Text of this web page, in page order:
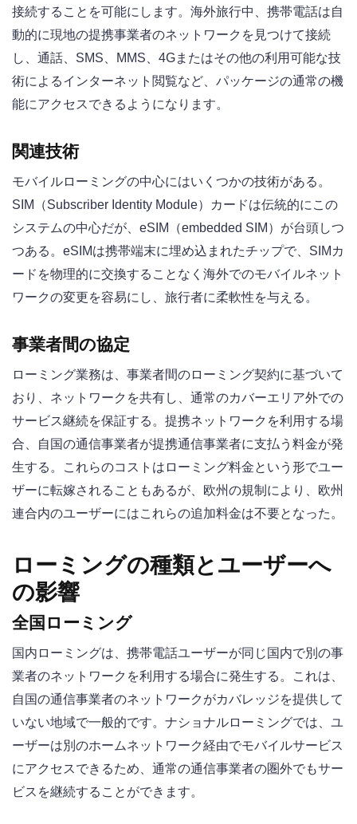
接続することを可能にします。海外旅行中、携帯電話は自
動的に現地の提携事業者のネットワークを見つけて接続
し、通話、SMS、MMS、4Gまたはその他の利用可能な技
術によるインターネット閲覧など、パッケージの通常の機
能にアクセスできるようになります。
関連技術
モバイルローミングの中心にはいくつかの技術がある。
SIM（Subscriber Identity Module）カードは伝統的にこの
システムの中心だが、eSIM（embedded SIM）が台頭しつ
つある。eSIMは携帯端末に埋め込まれたチップで、SIMカ
ードを物理的に交換することなく海外でのモバイルネット
ワークの変更を容易にし、旅行者に柔軟性を与える。
事業者間の協定
ローミング業務は、事業者間のローミング契約に基づいて
おり、ネットワークを共有し、通常のカバーエリア外での
サービス継続を保証する。提携ネットワークを利用する場
合、自国の通信事業者が提携通信事業者に支払う料金が発
生する。これらのコストはローミング料金という形でユー
ザーに転嫁されることもあるが、欧州の規制により、欧州
連合内のユーザーにはこれらの追加料金は不要となった。
ローミングの種類とユーザーへ
の影響
全国ローミング
国内ローミングは、携帯電話ユーザーが同じ国内で別の事
業者のネットワークを利用する場合に発生する。これは、
自国の通信事業者のネットワークがカバレッジを提供して
いない地域で一般的です。ナショナルローミングでは、ユ
ーザーは別のホームネットワーク経由でモバイルサービス
にアクセスできるため、通常の通信事業者の圏外でもサー
ビスを継続することができます。